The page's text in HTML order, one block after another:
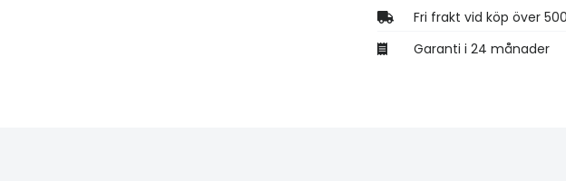
Fri frakt vid köp över
Garanti i 24 månader